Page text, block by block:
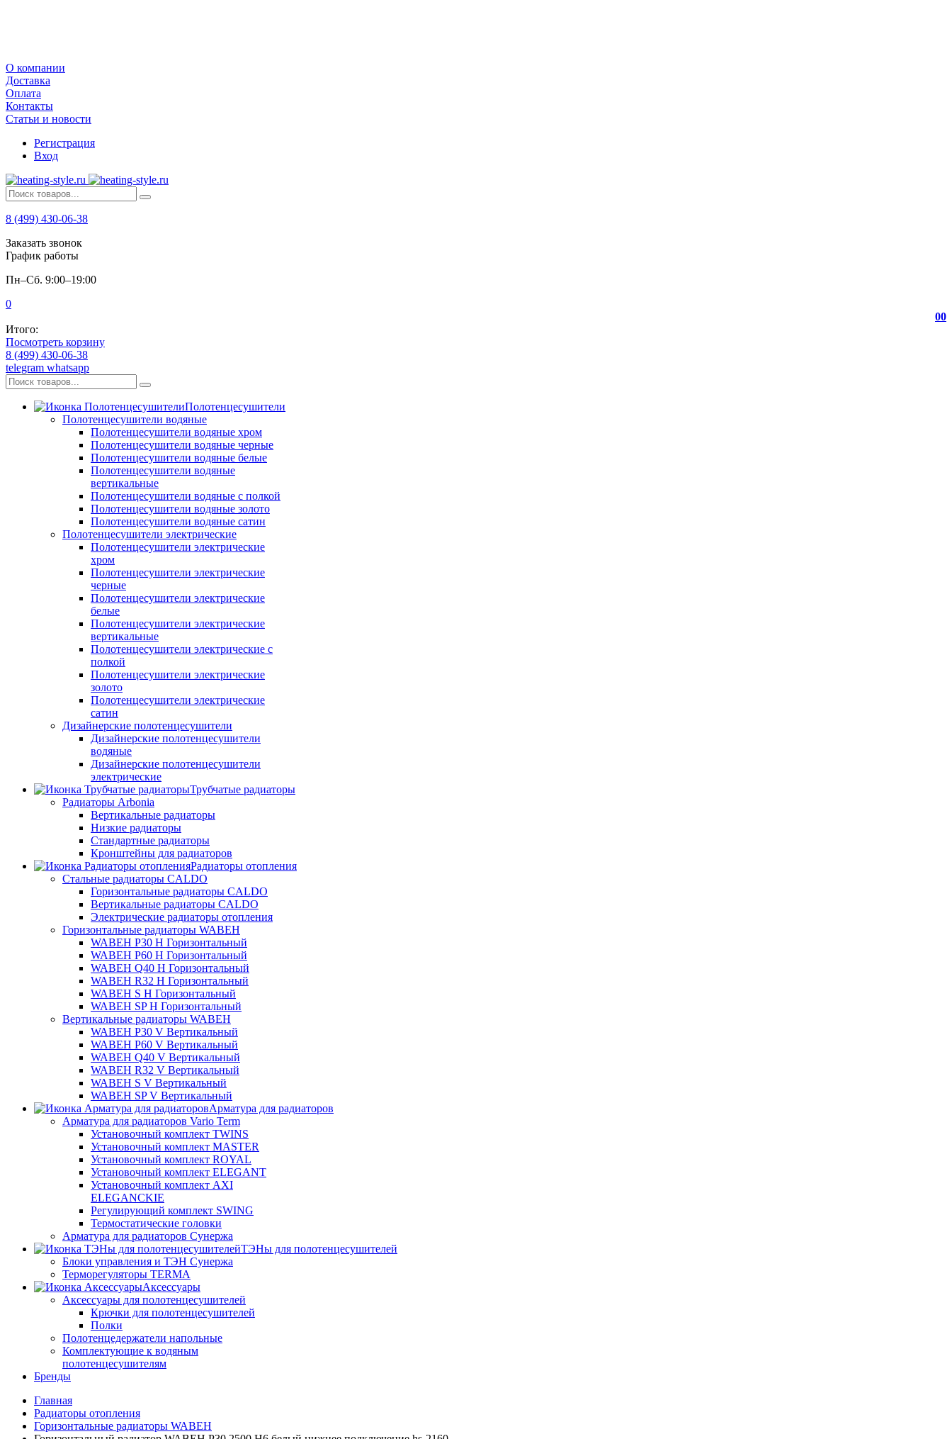
О компании
Доставка
Оплата
Контакты
Статьи и новости
Регистрация
Вход
8 (499) 430-06-38
Заказать звонок
График работы
Пн–Сб. 9:00–19:00
0
00
Итого:
Посмотреть корзину
8 (499) 430-06-38
telegram whatsapp
Полотенцесушители
Полотенцесушители водяные
Полотенцесушители водяные хром
Полотенцесушители водяные черные
Полотенцесушители водяные белые
Полотенцесушители водяные
вертикальные
Полотенцесушители водяные с полкой
Полотенцесушители водяные золото
Полотенцесушители водяные сатин
Полотенцесушители электрические
Полотенцесушители электрические
хром
Полотенцесушители электрические
черные
Полотенцесушители электрические
белые
Полотенцесушители электрические
вертикальные
Полотенцесушители электрические с
полкой
Полотенцесушители электрические
золото
Полотенцесушители электрические
сатин
Дизайнерские полотенцесушители
Дизайнерские полотенцесушители
водяные
Дизайнерские полотенцесушители
электрические
Трубчатые радиаторы
Радиаторы Arbonia
Вертикальные радиаторы
Низкие радиаторы
Стандартные радиаторы
Кронштейны для радиаторов
Радиаторы отопления
Стальные радиаторы CALDO
Горизонтальные радиаторы CALDO
Вертикальные радиаторы CALDO
Электрические радиаторы отопления
Горизонтальные радиаторы WABEH
WABEH P30 H Горизонтальный
WABEH P60 H Горизонтальный
WABEH Q40 H Горизонтальный
WABEH R32 H Горизонтальный
WABEH S H Горизонтальный
WABEH SP H Горизонтальный
Вертикальные радиаторы WABEH
WABEH P30 V Вертикальный
WABEH P60 V Вертикальный
WABEH Q40 V Вертикальный
WABEH R32 V Вертикальный
WABEH S V Вертикальный
WABEH SP V Вертикальный
Арматура для радиаторов
Арматура для радиаторов Vario Term
Установочный комплект TWINS
Установочный комплект MASTER
Установочный комплект ROYAL
Установочный комплект ELEGANT
Установочный комплект AXI
ELEGANCKIE
Регулирующий комплект SWING
Термостатические головки
Арматура для радиаторов Сунержа
ТЭНы для полотенцесушителей
Блоки управления и ТЭН Сунержа
Терморегуляторы TERMA
Аксессуары
Аксессуары для полотенцесушителей
Крючки для полотенцесушителей
Полки
Полотенцедержатели напольные
Комплектующие к водяным
полотенцесушителям
Бренды
Главная
Радиаторы отопления
Горизонтальные радиаторы WABEH